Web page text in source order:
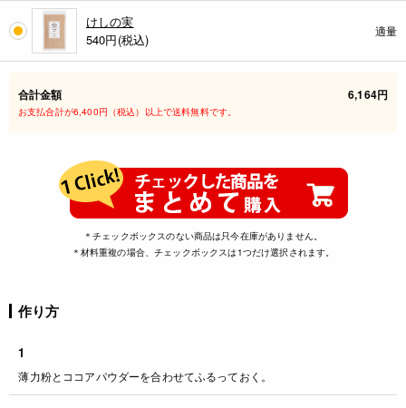
けしの実
540円(税込)
適量
合計金額 6,164円
お支払合計が6,400円（税込）以上で送料無料です。
＊チェックボックスのない商品は只今在庫がありません。
＊材料重複の場合、チェックボックスは1つだけ選択されます。
作り方
1
薄力粉とココアパウダーを合わせてふるっておく。